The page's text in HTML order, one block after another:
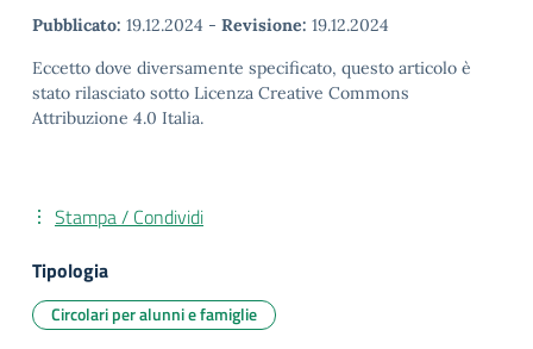
Pubblicato: 19.12.2024 - Revisione: 19.12.2024
Eccetto dove diversamente specificato, questo articolo è
stato rilasciato sotto Licenza Creative Commons
Attribuzione 4.0 Italia.
Stampa / Condividi
Tipologia
Circolari per alunni e famiglie